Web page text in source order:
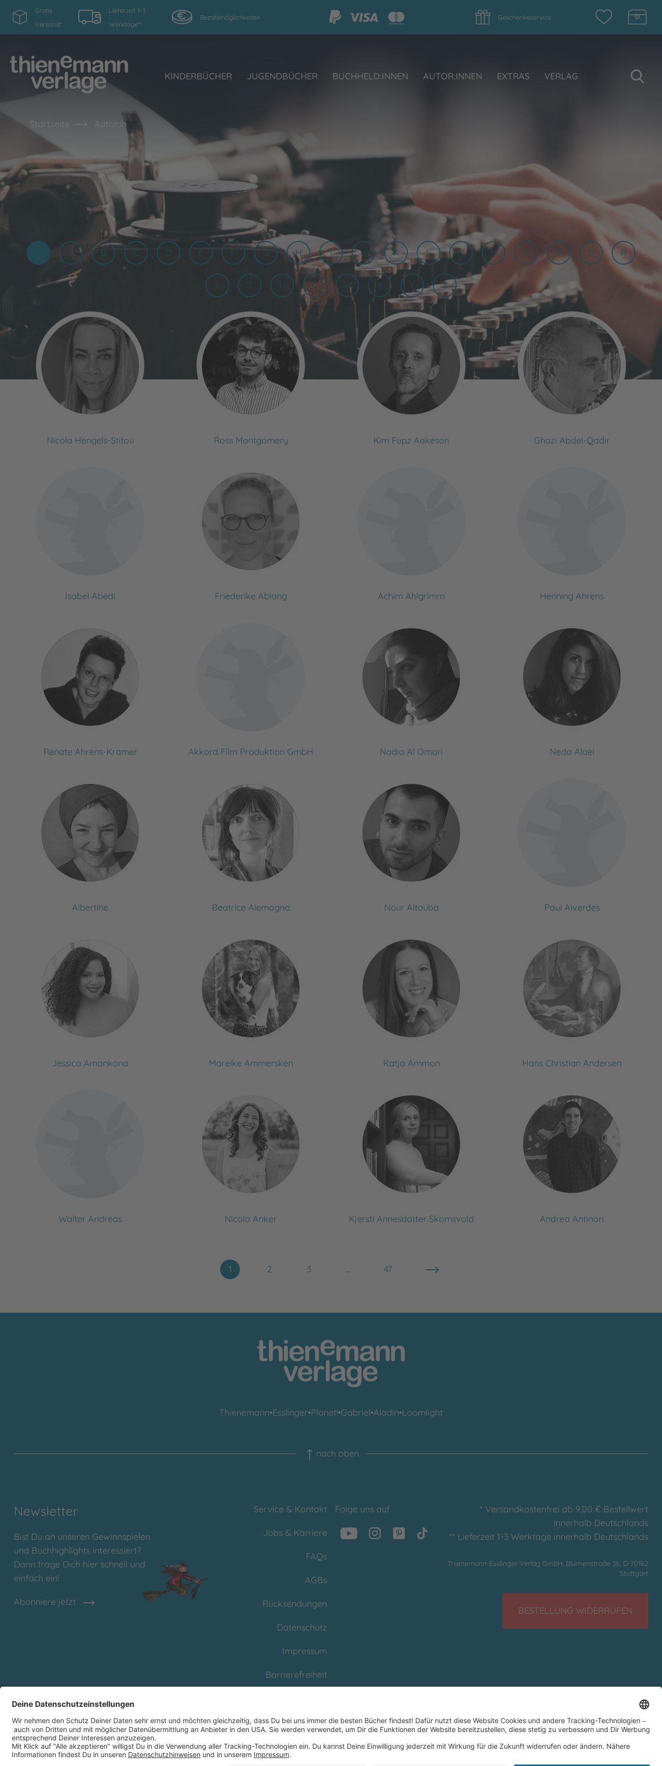
Gratis
Versand*
Lieferzeit 1-3
Werktage**
Bezahlmöglichkeiten Geschenkeservice
KINDERBÜCHER JUGENDBÜCHER BUCHHELD:INNEN AUTOR:INNEN EXTRAS VERLAG
Startseite Autor:in
A B C D E F G H I J K L M N O P Q R
S T U V W X Y Z
Nicola Hengels-Stitou Ross Montgomery Kim Fupz Aakeson Ghazi Abdel-Qadir
Isabel Abedi Friederike Ablang Achim Ahlgrimm Henning Ahrens
Renate Ahrens-Kramer Akkord Film Produktion GmbH Nadia Al Omari Neda Alaei
Albertine Beatrice Alemagna Nour Altouba Paul Alverdes
Jessica Amankona Mareike Ammersken Katja Ammon Hans Christian Andersen
Walter Andreas Nicola Anker Kjersti Annesdatter Skomsvold Andrea Antinori
1 2 3 … 47
Thienemann•Esslinger•Planet!•Gabriel•Aladin•Loomlight
nach oben
Newsletter
Bist Du an unseren Gewinnspielen
und Buchhighlights interessiert?
Dann trage Dich hier schnell und
einfach ein!
Abonniere jetzt
Service & Kontakt
Jobs & Karriere
FAQs
AGBs
Rücksendungen
Datenschutz
Impressum
Barrierefreiheit
Partnerprogramm
(Affiliate)
Folge uns auf
* Versandkostenfrei ab 9,00 € Bestellwert
innerhalb Deutschlands
** Lieferzeit 1-3 Werktage innerhalb Deutschlands
Thienemann-Esslinger Verlag GmbH, Blumenstraße 36, D-70182
Stuttgart
BESTELLUNG WIDERRUFEN